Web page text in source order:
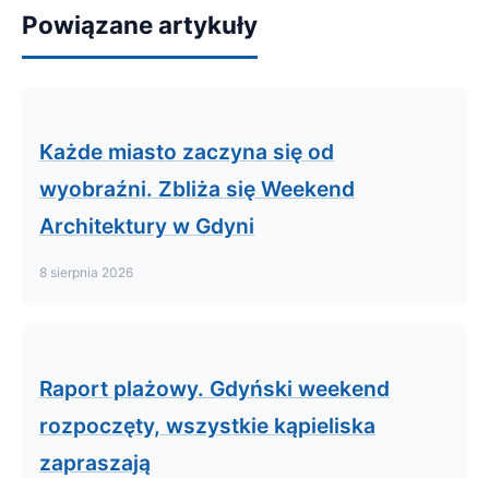
Powiązane artykuły
Każde miasto zaczyna się od
wyobraźni. Zbliża się Weekend
Architektury w Gdyni
8 sierpnia 2026
Raport plażowy. Gdyński weekend
rozpoczęty, wszystkie kąpieliska
zapraszają